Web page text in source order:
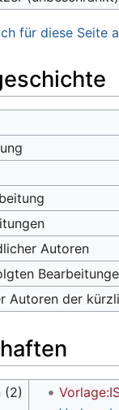
für diese Seite
Autoren
Autoren der
(2)